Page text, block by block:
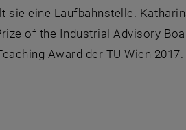
sie eine Laufbahnstelle.
of the Industrial Advisory
Award der TU Wien 2017.